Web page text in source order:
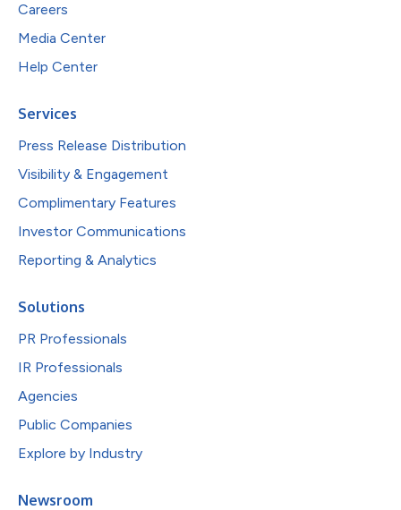
Careers
Media Center
Help Center
Services
Press Release Distribution
Visibility & Engagement
Complimentary Features
Investor Communications
Reporting & Analytics
Solutions
PR Professionals
IR Professionals
Agencies
Public Companies
Explore by Industry
Newsroom